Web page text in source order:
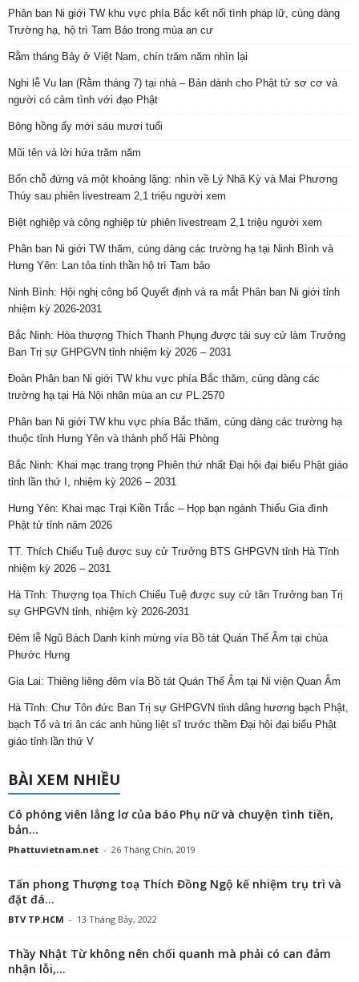
Phân ban Ni giới TW khu vực phía Bắc kết nối tình pháp lữ, cúng dàng
Trường hạ, hộ trì Tam Bảo trong mùa an cư
Rằm tháng Bảy ở Việt Nam, chín trăm năm nhìn lại
Nghi lễ Vu lan (Rằm tháng 7) tại nhà – Bản dành cho Phật tử sơ cơ và
người có cảm tình với đạo Phật
Bông hồng ấy mới sáu mươi tuổi
Mũi tên và lời hứa trăm năm
Bốn chỗ đứng và một khoảng lặng: nhìn về Lý Nhã Kỳ và Mai Phương
Thúy sau phiên livestream 2,1 triệu người xem
Biệt nghiệp và cộng nghiệp từ phiên livestream 2,1 triệu người xem
Phân ban Ni giới TW thăm, cúng dàng các trường hạ tại Ninh Bình và
Hưng Yên: Lan tỏa tinh thần hộ trì Tam bảo
Ninh Bình: Hội nghị công bố Quyết định và ra mắt Phân ban Ni giới tỉnh
nhiệm kỳ 2026-2031
Bắc Ninh: Hòa thượng Thích Thanh Phụng được tái suy cử làm Trưởng
Ban Trị sự GHPGVN tỉnh nhiệm kỳ 2026 – 2031
Đoàn Phân ban Ni giới TW khu vực phía Bắc thăm, cúng dàng các
trường hạ tại Hà Nội nhân mùa an cư PL.2570
Phân ban Ni giới TW khu vực phía Bắc thăm, cúng dàng các trường hạ
thuộc tỉnh Hưng Yên và thành phố Hải Phòng
Bắc Ninh: Khai mạc trang trọng Phiên thứ nhất Đại hội đại biểu Phật giáo
tỉnh lần thứ I, nhiệm kỳ 2026 – 2031
Hưng Yên: Khai mạc Trại Kiền Trắc – Họp bạn ngành Thiếu Gia đình
Phật tử tỉnh năm 2026
TT. Thích Chiếu Tuệ được suy cử Trưởng BTS GHPGVN tỉnh Hà Tĩnh
nhiệm kỳ 2026 – 2031
Hà Tĩnh: Thượng tọa Thích Chiếu Tuệ được suy cử tân Trưởng ban Trị
sự GHPGVN tỉnh, nhiệm kỳ 2026-2031
Đêm lễ Ngũ Bách Danh kính mừng vía Bồ tát Quán Thế Âm tại chùa
Phước Hưng
Gia Lai: Thiêng liêng đêm vía Bồ tát Quán Thế Âm tại Ni viện Quan Âm
Hà Tĩnh: Chư Tôn đức Ban Trị sự GHPGVN tỉnh dâng hương bạch Phật,
bạch Tổ và tri ân các anh hùng liệt sĩ trước thềm Đại hội đại biểu Phật
giáo tỉnh lần thứ V
BÀI XEM NHIỀU
Cô phóng viên lẳng lơ của báo Phụ nữ và chuyện tình tiền,
bản...
Phattuvietnam.net - 26 Tháng Chín, 2019
Tấn phong Thượng toạ Thích Đồng Ngộ kế nhiệm trụ trì và
đặt đá...
BTV TP.HCM - 13 Tháng Bảy, 2022
Thầy Nhật Từ không nên chối quanh mà phải có can đảm
nhận lỗi,...